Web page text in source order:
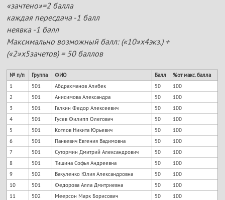
«зачтено»=2 балла
каждая пересдача -1 балл
неявка -1 балл
Максимально возможный балл: («10»х4экз.) +
(«2»х5зачетов) = 50 баллов
№ п/п Группа ФИО Балл
%от макс. балла
1
501 Абдрахманов Алибек 50
100
2
501 Анисимова Александра 50
100
3
501 Галкин Федор Алексеевич 50
100
4
501 Гусев Филипп Олегович 50
100
5
501 Котлов Никита Юрьевич 50
100
6
501 Панкевич Евгения Вадимовна 50
100
7
501 Сутормин Дмитрий Александрович 50
100
8
501 Тишина Софья Андреевна 50
100
9
502 Вакуленко Юлия Александровна 50
100
10
501 Федорова Алла Дмитриевна 50
100
11
502 Меерсон Марк Борисович 50
100